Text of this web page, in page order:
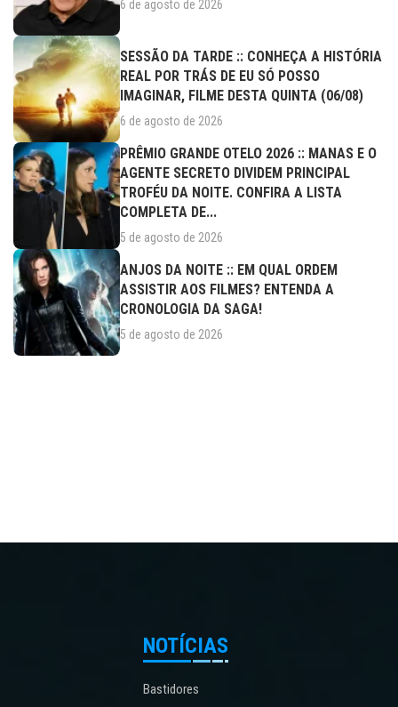
6 de agosto de 2026
SESSÃO DA TARDE :: CONHEÇA A HISTÓRIA
REAL POR TRÁS DE EU SÓ POSSO
IMAGINAR, FILME DESTA QUINTA (06/08)
6 de agosto de 2026
PRÊMIO GRANDE OTELO 2026 :: MANAS E O
AGENTE SECRETO DIVIDEM PRINCIPAL
TROFÉU DA NOITE. CONFIRA A LISTA
COMPLETA DE...
5 de agosto de 2026
ANJOS DA NOITE :: EM QUAL ORDEM
ASSISTIR AOS FILMES? ENTENDA A
CRONOLOGIA DA SAGA!
5 de agosto de 2026
NOTÍCIAS
Bastidores